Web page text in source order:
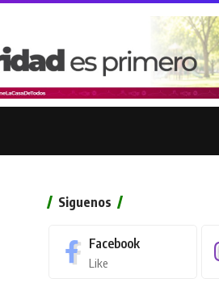
Siguenos
Facebook
Like